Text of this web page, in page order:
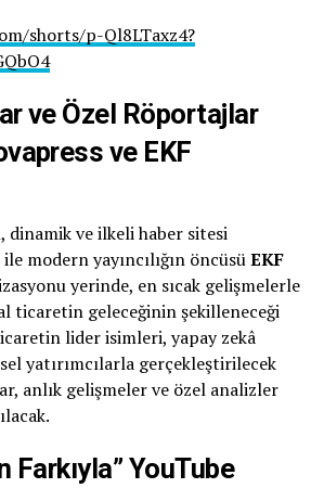
shorts/p-Ql8LTaxz4?
ve Özel Röportajlar
ve EKF
dinamik ve ilkeli haber sitesi
ile modern yayıncılığın öncüsüEKF
yerinde, en sıcak gelişmelerle
ticaretin geleceğinin şekilleneceği
lider isimleri, yapay zekâ
yatırımcılarla gerçekleştirilecek
anlık gelişmeler ve özel analizler
Farkıyla” YouTube